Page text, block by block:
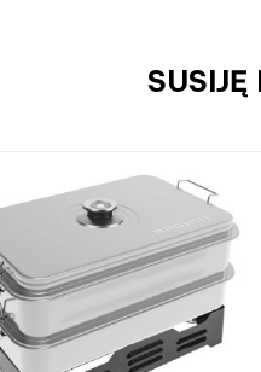
SUSIJĘ